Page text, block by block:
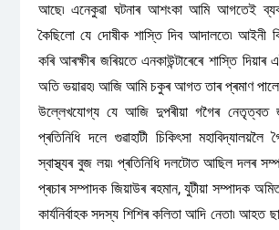
আছে৷ এনেকুৱা ঘটনাৰ আশংকা আমি আগতেই
কৈছিলো যে দোষীক শাস্তি দিব আদালতে৷ আইনী
কৰি আৰক্ষীৰ জৰিয়তে এনকাউন্টাৰেৰে শাস্তি দিয়াৰ
অতি ভয়াৱহ৷ আজি আমি চকুৰ আগত তাৰ প্ৰমাণ
উল্লেখযোগ্য যে আজি দুপৰীয়া গগৈৰ নেতৃত্বত
প্ৰতিনিধি দলে গুৱাহাটী চিকিৎসা
স্বাস্থ্যৰ বুজ লয়৷ প্ৰতিনিধি দলটোত আছিল দলৰ
প্ৰচাৰ সম্পাদক জিয়াউৰ ৰহমান, যুটীয়া সম্পাদক
কাৰ্যনিৰ্বাহক সদস্য শিশিৰ কলিতা আদি নেতা৷ আহত